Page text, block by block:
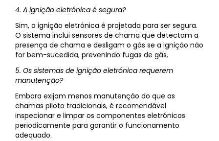
4. A ignição eletrónica é segura?
Sim, a ignição eletrónica é projetada para ser segura.
O sistema inclui sensores de chama que detectam a
presença de chama e desligam o gás se a ignição não
for bem-sucedida, prevenindo fugas de gás.
5. Os sistemas de ignição eletrónica requerem
manutenção?
Embora exijam menos manutenção do que as
chamas piloto tradicionais, é recomendável
inspecionar e limpar os componentes eletrónicos
periodicamente para garantir o funcionamento
adequado.